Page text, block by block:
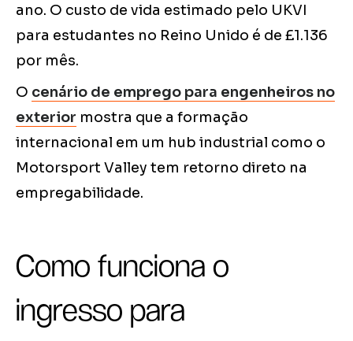
ano. O custo de vida estimado pelo UKVI
para estudantes no Reino Unido é de £1.136
por mês.
O cenário de emprego para engenheiros no
exterior mostra que a formação
internacional em um hub industrial como o
Motorsport Valley tem retorno direto na
empregabilidade.
Como funciona o
ingresso para